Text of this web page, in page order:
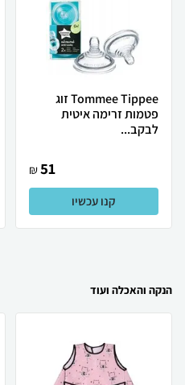
Tommee Tippee זוג
פטמות זרימה איטית
לבקב...
51
₪
קנו עכשיו
הנקה והאכלה ועוד